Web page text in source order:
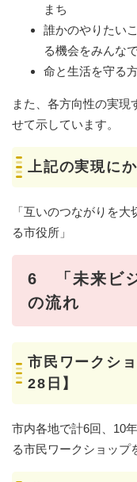
まち
誰かのやりたい
る機会をみんな
命と生活を守る
また、各方向性の実
せて示しています。
上記の実現に
「互いのつながりを
る市役所」
6 「未来ビ
の流れ
市民ワークシ
28日】
市内各地で計6回、10
る市民ワークショップ